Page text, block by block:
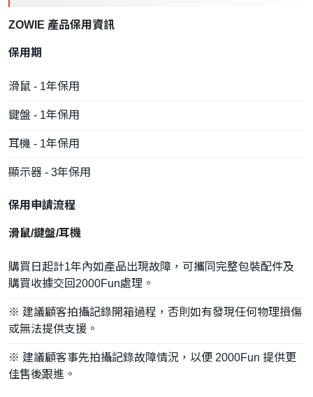
ZOWIE 產品保用資訊
保用期
滑鼠 - 1年保用
鍵盤 - 1年保用
耳機 - 1年保用
顯示器 - 3年保用
保用申請流程
滑鼠/鍵盤/耳機
購買日起計1年內如產品出現故障，可攜同完整包裝配件及
購買收據交回2000Fun處理。
※ 建議顧客拍攝記錄開箱過程，否則如有發現任何物理損傷
或無法提供支援。
※ 建議顧客事先拍攝記錄故障情況，以便 2000Fun 提供更
佳售後跟進。